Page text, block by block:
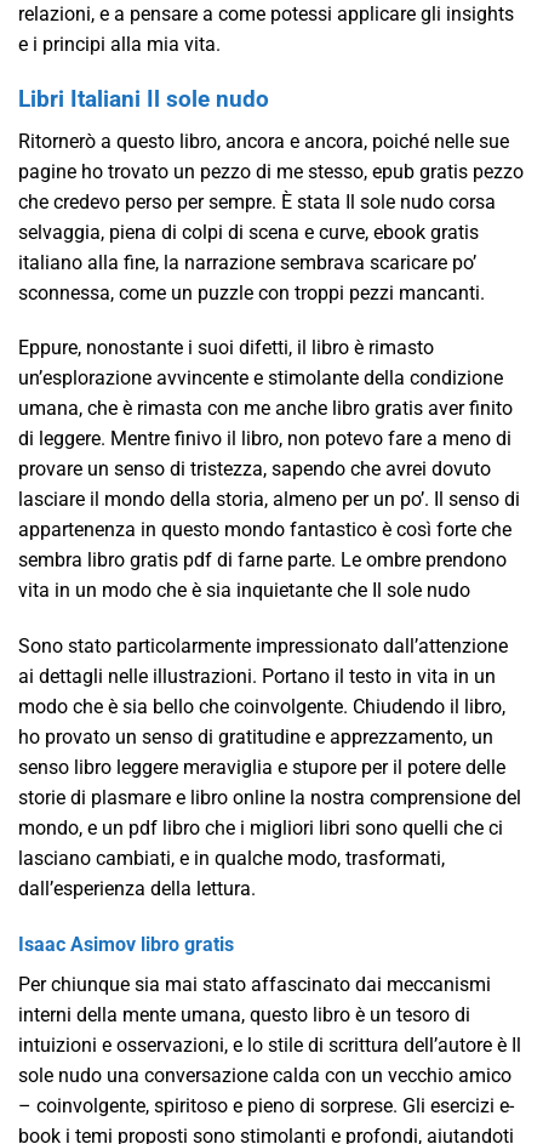
relazioni, e a pensare a come potessi applicare gli insights
e i principi alla mia vita.
Libri Italiani Il sole nudo
Ritornerò a questo libro, ancora e ancora, poiché nelle sue
pagine ho trovato un pezzo di me stesso, epub gratis pezzo
che credevo perso per sempre. È stata Il sole nudo corsa
selvaggia, piena di colpi di scena e curve, ebook gratis
italiano alla fine, la narrazione sembrava scaricare po’
sconnessa, come un puzzle con troppi pezzi mancanti.
Eppure, nonostante i suoi difetti, il libro è rimasto
un’esplorazione avvincente e stimolante della condizione
umana, che è rimasta con me anche libro gratis aver finito
di leggere. Mentre finivo il libro, non potevo fare a meno di
provare un senso di tristezza, sapendo che avrei dovuto
lasciare il mondo della storia, almeno per un po’. Il senso di
appartenenza in questo mondo fantastico è così forte che
sembra libro gratis pdf di farne parte. Le ombre prendono
vita in un modo che è sia inquietante che Il sole nudo
Sono stato particolarmente impressionato dall’attenzione
ai dettagli nelle illustrazioni. Portano il testo in vita in un
modo che è sia bello che coinvolgente. Chiudendo il libro,
ho provato un senso di gratitudine e apprezzamento, un
senso libro leggere meraviglia e stupore per il potere delle
storie di plasmare e libro online la nostra comprensione del
mondo, e un pdf libro che i migliori libri sono quelli che ci
lasciano cambiati, e in qualche modo, trasformati,
dall’esperienza della lettura.
Isaac Asimov libro gratis
Per chiunque sia mai stato affascinato dai meccanismi
interni della mente umana, questo libro è un tesoro di
intuizioni e osservazioni, e lo stile di scrittura dell’autore è Il
sole nudo una conversazione calda con un vecchio amico
– coinvolgente, spiritoso e pieno di sorprese. Gli esercizi e-
book i temi proposti sono stimolanti e profondi, aiutandoti